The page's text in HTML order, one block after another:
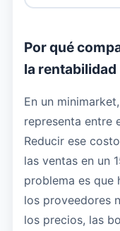
Por qué
la rentabilidad
En un
representa entre
Reducir ese
las ventas en un
problema es que
los proveedores
los precios, las